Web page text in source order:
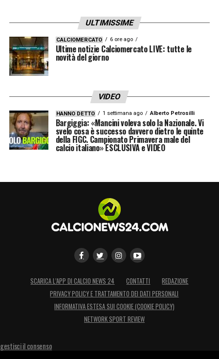
#spaziomilan
Un post condiviso da SpazioMilan.it (@spaziomilan) in data:
ULTIMISSIME
CALCIOMERCATO 6 ore ago
Ultime notizie Calciomercato LIVE: tutte le
novità del giorno
VIDEO
HANNO DETTO 1 settimana ago Alberto Petrosilli
Bargiggia: «Mancini voleva solo la Nazionale. Vi
svelo cosa è successo davvero dietro le quinte
della FIGC. Campionato Primavera male del
calcio italiano» ESCLUSIVA e VIDEO
SCARICA L’APP DI CALCIO NEWS 24 CONTATTI
REDAZIONE
PRIVACY POLICY E TRATTAMENTO DEI DATI PERSONALI
INFORMATIVA ESTESA SUI COOKIE (COOKIE POLICY)
NETWORK SPORT REVIEW
gestisci il consenso